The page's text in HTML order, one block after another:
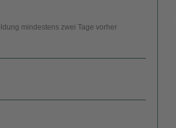
mindestens zwei Tage vorher